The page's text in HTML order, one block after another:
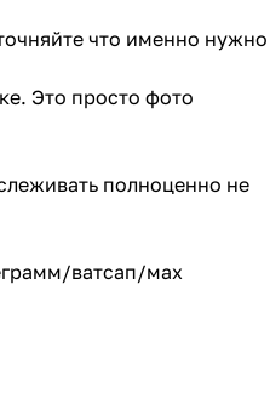
что именно нужно
Это просто фото
полноценно не
ватсап/мах